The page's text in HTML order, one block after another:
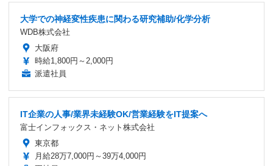
大学での神経変性疾患に関わる研究補助/化学分析
WDB株式会社
大阪府
時給1,800円～2,000円
派遣社員
IT企業の人事/業界未経験OK/営業経験をIT提案へ
富士インフォックス・ネット株式会社
東京都
月給28万7,000円～39万4,000円